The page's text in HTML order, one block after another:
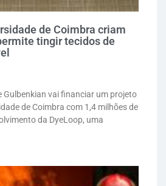
de Coimbra criam
tingir tecidos de
Gulbenkian vai financiar um projeto
de Coimbra com 1,4 milhões de
da DyeLoop, uma